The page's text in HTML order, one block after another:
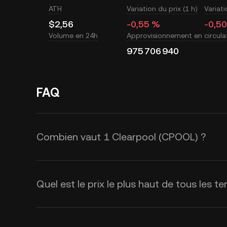
ATH
$2,56
Variation du prix (1 h)
-0,55 % -
Volume en 24h Approvisionnement en
975 706 940
FAQ
Combien vaut 1 Clearpool (CPOOL) ?
KuCoin fournit des mises à jour du
Clearpool (CPOOL). Le prix de
Quel est le prix le plus haut de tous les